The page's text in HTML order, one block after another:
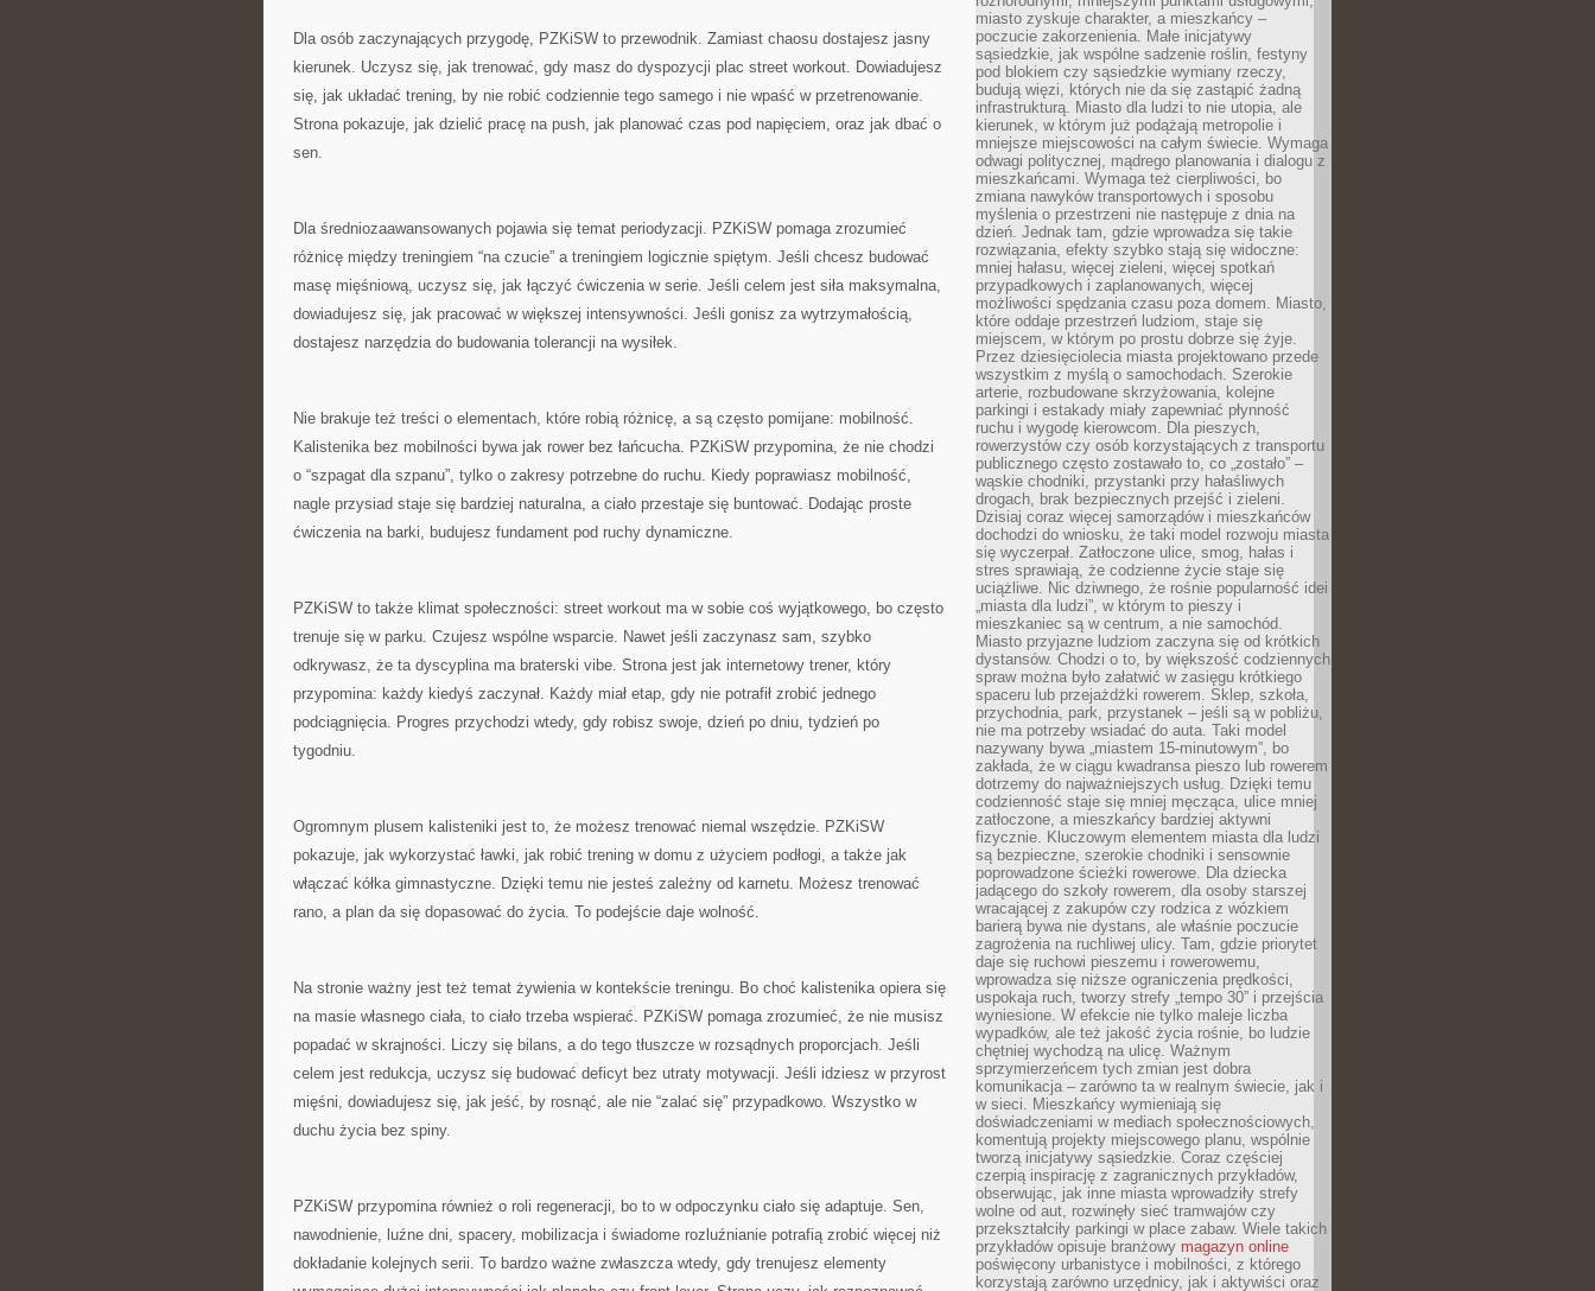
Dla osób zaczynających przygodę, PZKiSW to przewodnik. Zamiast chaosu dostajesz jasny
kierunek. Uczysz się, jak trenować, gdy masz do dyspozycji plac street workout. Dowiadujesz
się, jak układać trening, by nie robić codziennie tego samego i nie wpaść w przetrenowanie.
Strona pokazuje, jak dzielić pracę na push, jak planować czas pod napięciem, oraz jak dbać o
sen.
Dla średniozaawansowanych pojawia się temat periodyzacji. PZKiSW pomaga zrozumieć
różnicę między treningiem “na czucie” a treningiem logicznie spiętym. Jeśli chcesz budować
masę mięśniową, uczysz się, jak łączyć ćwiczenia w serie. Jeśli celem jest siła maksymalna,
dowiadujesz się, jak pracować w większej intensywności. Jeśli gonisz za wytrzymałością,
dostajesz narzędzia do budowania tolerancji na wysiłek.
Nie brakuje też treści o elementach, które robią różnicę, a są często pomijane: mobilność.
Kalistenika bez mobilności bywa jak rower bez łańcucha. PZKiSW przypomina, że nie chodzi
o “szpagat dla szpanu”, tylko o zakresy potrzebne do ruchu. Kiedy poprawiasz mobilność,
nagle przysiad staje się bardziej naturalna, a ciało przestaje się buntować. Dodając proste
ćwiczenia na barki, budujesz fundament pod ruchy dynamiczne.
PZKiSW to także klimat społeczności: street workout ma w sobie coś wyjątkowego, bo często
trenuje się w parku. Czujesz wspólne wsparcie. Nawet jeśli zaczynasz sam, szybko
odkrywasz, że ta dyscyplina ma braterski vibe. Strona jest jak internetowy trener, który
przypomina: każdy kiedyś zaczynał. Każdy miał etap, gdy nie potrafił zrobić jednego
podciągnięcia. Progres przychodzi wtedy, gdy robisz swoje, dzień po dniu, tydzień po
tygodniu.
Ogromnym plusem kalisteniki jest to, że możesz trenować niemal wszędzie. PZKiSW
pokazuje, jak wykorzystać ławki, jak robić trening w domu z użyciem podłogi, a także jak
włączać kółka gimnastyczne. Dzięki temu nie jesteś zależny od karnetu. Możesz trenować
rano, a plan da się dopasować do życia. To podejście daje wolność.
Na stronie ważny jest też temat żywienia w kontekście treningu. Bo choć kalistenika opiera się
na masie własnego ciała, to ciało trzeba wspierać. PZKiSW pomaga zrozumieć, że nie musisz
popadać w skrajności. Liczy się bilans, a do tego tłuszcze w rozsądnych proporcjach. Jeśli
celem jest redukcja, uczysz się budować deficyt bez utraty motywacji. Jeśli idziesz w przyrost
mięśni, dowiadujesz się, jak jeść, by rosnąć, ale nie “zalać się” przypadkowo. Wszystko w
duchu życia bez spiny.
PZKiSW przypomina również o roli regeneracji, bo to w odpoczynku ciało się adaptuje. Sen,
nawodnienie, luźne dni, spacery, mobilizacja i świadome rozluźnianie potrafią zrobić więcej niż
dokładanie kolejnych serii. To bardzo ważne zwłaszcza wtedy, gdy trenujesz elementy
miasto zyskuje charakter, a mieszkańcy –
poczucie zakorzenienia. Małe inicjatywy
sąsiedzkie, jak wspólne sadzenie roślin, festyny
pod blokiem czy sąsiedzkie wymiany rzeczy,
budują więzi, których nie da się zastąpić żadną
infrastrukturą. Miasto dla ludzi to nie utopia, ale
kierunek, w którym już podążają metropolie i
mniejsze miejscowości na całym świecie. Wymaga
odwagi politycznej, mądrego planowania i dialogu z
mieszkańcami. Wymaga też cierpliwości, bo
zmiana nawyków transportowych i sposobu
myślenia o przestrzeni nie następuje z dnia na
dzień. Jednak tam, gdzie wprowadza się takie
rozwiązania, efekty szybko stają się widoczne:
mniej hałasu, więcej zieleni, więcej spotkań
przypadkowych i zaplanowanych, więcej
możliwości spędzania czasu poza domem. Miasto,
które oddaje przestrzeń ludziom, staje się
miejscem, w którym po prostu dobrze się żyje.
Przez dziesięciolecia miasta projektowano przede
wszystkim z myślą o samochodach. Szerokie
arterie, rozbudowane skrzyżowania, kolejne
parkingi i estakady miały zapewniać płynność
ruchu i wygodę kierowcom. Dla pieszych,
rowerzystów czy osób korzystających z transportu
publicznego często zostawało to, co „zostało” –
wąskie chodniki, przystanki przy hałaśliwych
drogach, brak bezpiecznych przejść i zieleni.
Dzisiaj coraz więcej samorządów i mieszkańców
dochodzi do wniosku, że taki model rozwoju miasta
się wyczerpał. Zatłoczone ulice, smog, hałas i
stres sprawiają, że codzienne życie staje się
uciążliwe. Nic dziwnego, że rośnie popularność idei
„miasta dla ludzi”, w którym to pieszy i
mieszkaniec są w centrum, a nie samochód.
Miasto przyjazne ludziom zaczyna się od krótkich
dystansów. Chodzi o to, by większość codziennych
spraw można było załatwić w zasięgu krótkiego
spaceru lub przejażdżki rowerem. Sklep, szkoła,
przychodnia, park, przystanek – jeśli są w pobliżu,
nie ma potrzeby wsiadać do auta. Taki model
nazywany bywa „miastem 15-minutowym”, bo
zakłada, że w ciągu kwadransa pieszo lub rowerem
dotrzemy do najważniejszych usług. Dzięki temu
codzienność staje się mniej męcząca, ulice mniej
zatłoczone, a mieszkańcy bardziej aktywni
fizycznie. Kluczowym elementem miasta dla ludzi
są bezpieczne, szerokie chodniki i sensownie
poprowadzone ścieżki rowerowe. Dla dziecka
jadącego do szkoły rowerem, dla osoby starszej
wracającej z zakupów czy rodzica z wózkiem
barierą bywa nie dystans, ale właśnie poczucie
zagrożenia na ruchliwej ulicy. Tam, gdzie priorytet
daje się ruchowi pieszemu i rowerowemu,
wprowadza się niższe ograniczenia prędkości,
uspokaja ruch, tworzy strefy „tempo 30” i przejścia
wyniesione. W efekcie nie tylko maleje liczba
wypadków, ale też jakość życia rośnie, bo ludzie
chętniej wychodzą na ulicę. Ważnym
sprzymierzeńcem tych zmian jest dobra
komunikacja – zarówno ta w realnym świecie, jak i
w sieci. Mieszkańcy wymieniają się
doświadczeniami w mediach społecznościowych,
komentują projekty miejscowego planu, wspólnie
tworzą inicjatywy sąsiedzkie. Coraz częściej
czerpią inspirację z zagranicznych przykładów,
obserwując, jak inne miasta wprowadziły strefy
wolne od aut, rozwinęły sieć tramwajów czy
przekształciły parkingi w place zabaw. Wiele takich
przykładów opisuje branżowy magazyn online
poświęcony urbanistyce i mobilności, z którego
korzystają zarówno urzędnicy, jak i aktywiści oraz